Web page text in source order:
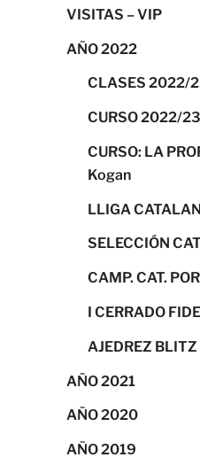
VISITAS – VIP
AÑO 2022
CLASES 2022/
CURSO 2022/23
CURSO: LA
Kogan
LLIGA
SELECCIÓN
CAMP. CAT.
I CERRADO
AJEDREZ
AÑO 2021
AÑO 2020
AÑO 2019